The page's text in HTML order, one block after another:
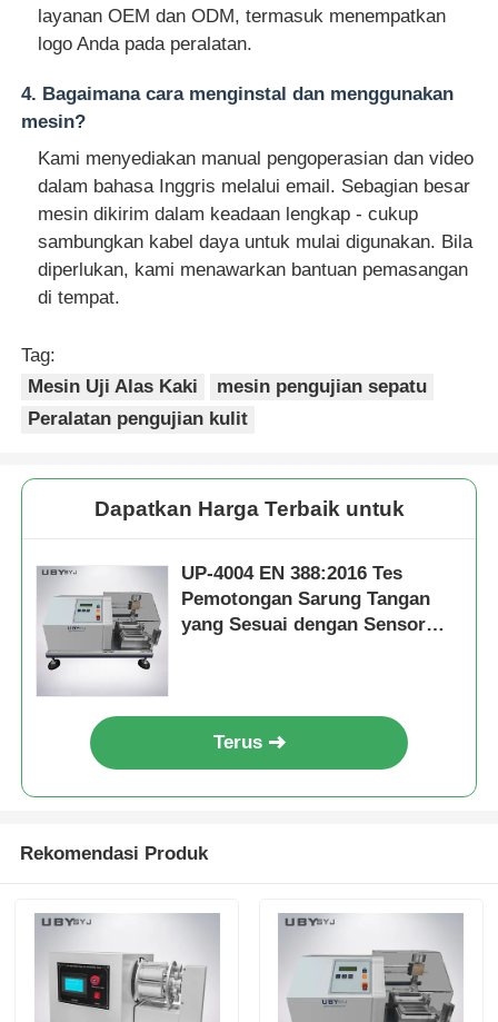
layanan OEM dan ODM, termasuk menempatkan
logo Anda pada peralatan.
4. Bagaimana cara menginstal dan menggunakan
mesin?
Kami menyediakan manual pengoperasian dan video
dalam bahasa Inggris melalui email. Sebagian besar
mesin dikirim dalam keadaan lengkap - cukup
sambungkan kabel daya untuk mulai digunakan. Bila
diperlukan, kami menawarkan bantuan pemasangan
di tempat.
Tag:
Mesin Uji Alas Kaki
mesin pengujian sepatu
Peralatan pengujian kulit
Dapatkan Harga Terbaik untuk
UP-4004 EN 388:2016 Tes
Pemotongan Sarung Tangan
yang Sesuai dengan Sensor
Terus
Rekomendasi Produk